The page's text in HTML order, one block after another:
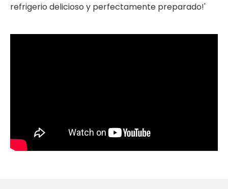
refrigerio delicioso y perfectamente preparado!'